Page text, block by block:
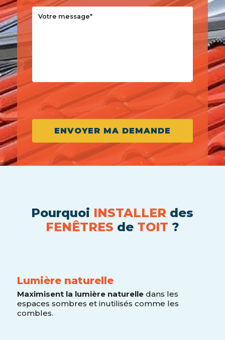
Veuillez laisser ce champ vide.
ENVOYER MA DEMANDE
Pourquoi INSTALLER des
FENÊTRES de TOIT ?
Lumière naturelle
Maximisent la lumière naturelledans les
espaces sombres et inutilisés comme les
combles.